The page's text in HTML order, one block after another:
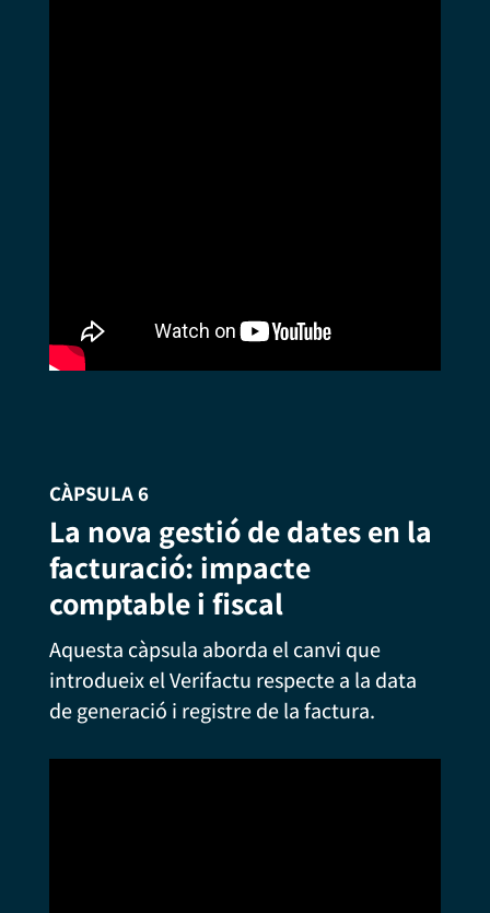
CÀPSULA 6
La nova gestió de dates en la
facturació: impacte
comptable i fiscal
Aquesta càpsula aborda el canvi que
introdueix el Verifactu respecte a la data
de generació i registre de la factura.